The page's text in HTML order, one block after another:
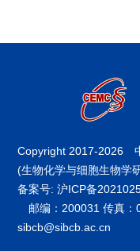
Copyright 2017-2026
(生物化学与细胞生物
备案号: 沪ICP备
邮编：200031 传真：
sibcb@sibcb.ac.cn